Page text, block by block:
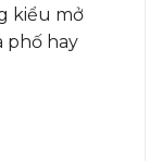
kiểu mở
phố hay